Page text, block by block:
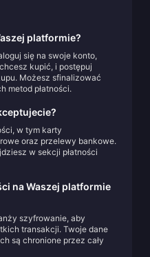
platformie?
się na swoje konto,
kupić, i postępuj
Możesz sfinalizować
metod płatności.
w tym karty
oraz przelewy bankowe.
w sekcji płatności
na Waszej platformie
szyfrowanie, aby
transakcji. Twoje dane
są chronione przez cały